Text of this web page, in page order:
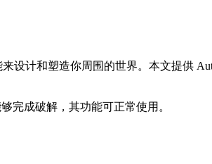
设计和塑造你周围的世界。本文提供
完成破解，其功能可正常使用。